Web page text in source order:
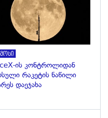
ის კონტროლიდან
რაკეტის ნაწილი
დაეჯახა